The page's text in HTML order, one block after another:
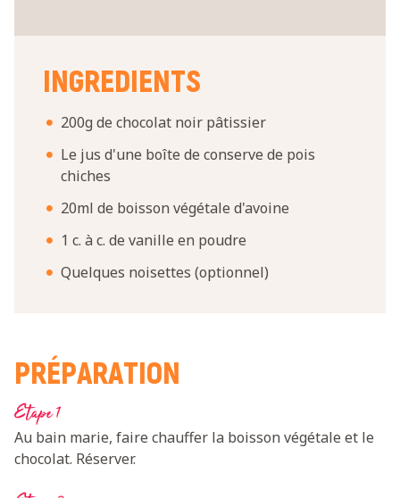
INGREDIENTS
200g de chocolat noir pâtissier
Le jus d'une boîte de conserve de pois
chiches
20ml de boisson végétale d'avoine
1 c. à c. de vanille en poudre
Quelques noisettes (optionnel)
PRÉPARATION
Etape 1
Au bain marie, faire chauffer la boisson végétale et le
chocolat. Réserver.